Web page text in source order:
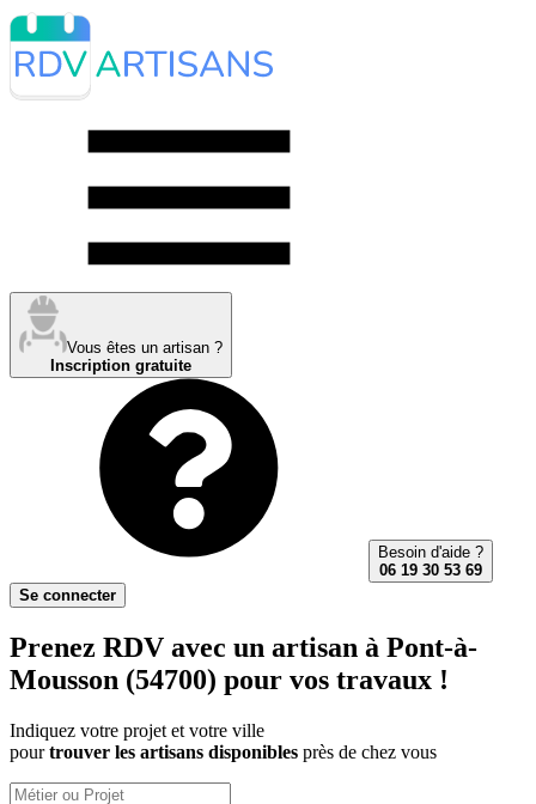
Vous êtes un artisan ?
Inscription gratuite
Besoin d'aide ?
06 19 30 53 69
Se connecter
Prenez RDV avec un artisan à Pont-à-
Mousson (54700) pour vos travaux !
Indiquez votre projet et votre ville
pourtrouver les artisans disponibles près de chez vous